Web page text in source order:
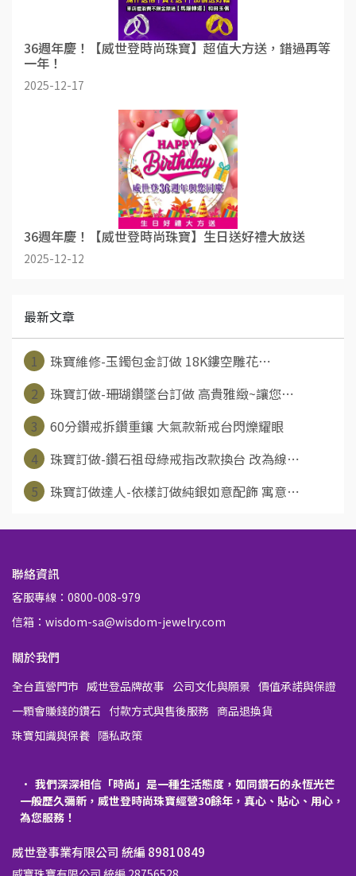
36週年慶！【威世登時尚珠寶】超值大方送，錯過再等
一年！
2025-12-17
36週年慶！【威世登時尚珠寶】生日送好禮大放送
2025-12-12
最新文章
1
珠寶維修-玉鐲包金訂做 18K鏤空雕花⋯
2
珠寶訂做-珊瑚鑽墜台訂做 高貴雅緻~讓您⋯
3
60分鑽戒拆鑽重鑲 大氣款新戒台閃爍耀眼
4
珠寶訂做-鑽石祖母綠戒指改款換台 改為線⋯
5
珠寶訂做達人-依樣訂做純銀如意配飾 寓意⋯
聯絡資訊
客服專線：0800-008-979
信箱：wisdom-sa@wisdom-jewelry.com
關於我們
全台直營門市 威世登品牌故事 公司文化與願景 價值承諾與保證
一顆會賺錢的鑽石 付款方式與售後服務 商品退換貨
珠寶知識與保養 隱私政策
我們深深相信「時尚」是一種生活態度，如同鑽石的永恆光芒
一般歷久彌新，威世登時尚珠寶經營30餘年，真心、貼心、用心，
為您服務！
威世登事業有限公司 統編 89810849